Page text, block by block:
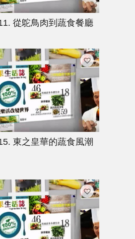
從鴕鳥肉到蔬食餐廳
東之皇華的蔬食風潮